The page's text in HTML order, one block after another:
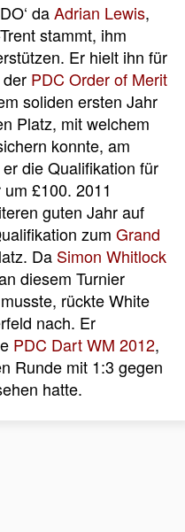
daAdrian Lewis,
stammt, ihm
Er hielt ihn für
PDC Order of Merit
soliden ersten Jahr
Platz, mit welchem
konnte, am
die Qualifikation für
um £100. 2011
guten Jahr auf
zum Grand
Da Simon Whitlock
diesem Turnier
rückte White
nach. Er
PDC Dart WM 2012,
Runde mit 1:3 gegen
hatte.